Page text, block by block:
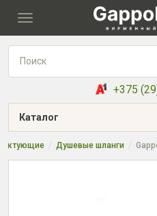
Toggle
+375
Каталог
Душевые шланги